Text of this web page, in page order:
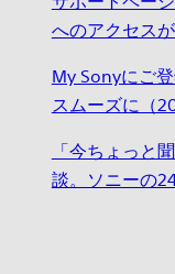
へのアクセス
My Sonyにご
スムーズに（
「今ちょっと
談。ソニーの